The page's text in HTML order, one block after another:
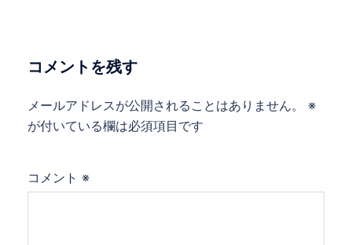
シ
ン
コメントを残す
メールアドレスが公開されることはありません。
※
が付いている欄は必須項目です
コメント ※